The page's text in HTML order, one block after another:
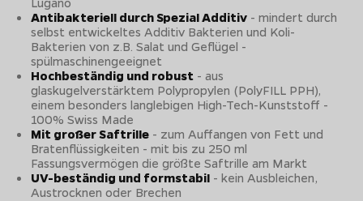
Antibakteriell durch Spezial Additiv - mindert durch
selbst entwickeltes Additiv Bakterien und Koli-
Bakterien von z.B. Salat und Geflügel -
spülmaschinengeeignet
Hochbeständig und robust - aus
glaskugelverstärktem Polypropylen (PolyFILL PPH),
einem besonders langlebigen High-Tech-Kunststoff -
100% Swiss Made
Mit großer Saftrille - zum Auffangen von Fett und
Bratenflüssigkeiten - mit bis zu 250 ml
Fassungsvermögen die größte Saftrille am Markt
UV-beständig und formstabil - kein Ausbleichen,
Austrocknen oder Brechen